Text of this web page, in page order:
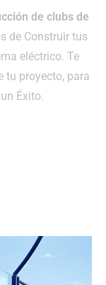
de clubs de
de Construir tus
eléctrico. Te
tu proyecto, para
Éxito.